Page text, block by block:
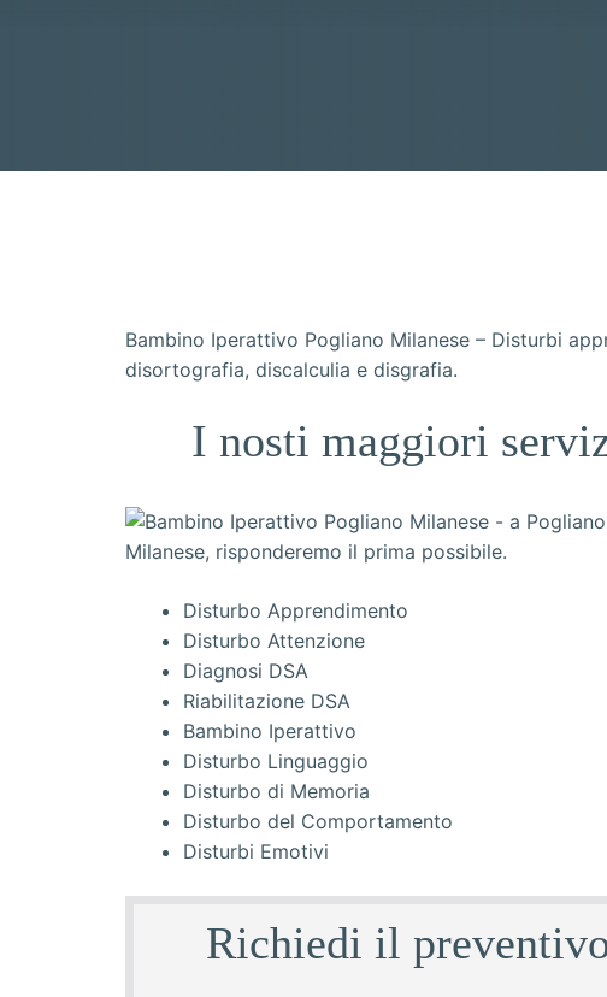
Bambino Iperattivo Pogliano Milanese – Disturbi
disortografia, discalculia e disgrafia.
I nosti maggiori
Disturbo Apprendimento
Disturbo Attenzione
Diagnosi DSA
Riabilitazione DSA
Bambino Iperattivo
Disturbo Linguaggio
Disturbo di Memoria
Disturbo del Comportamento
Disturbi Emotivi
Richiedi il